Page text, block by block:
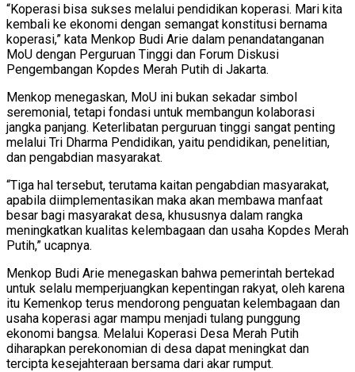
“Koperasi bisa sukses melalui pendidikan koperasi. Mari kita
kembali ke ekonomi dengan semangat konstitusi bernama
koperasi,” kata Menkop Budi Arie dalam penandatanganan
MoU dengan Perguruan Tinggi dan Forum Diskusi
Pengembangan Kopdes Merah Putih di Jakarta.
Menkop menegaskan, MoU ini bukan sekadar simbol
seremonial, tetapi fondasi untuk membangun kolaborasi
jangka panjang. Keterlibatan perguruan tinggi sangat penting
melalui Tri Dharma Pendidikan, yaitu pendidikan, penelitian,
dan pengabdian masyarakat.
“Tiga hal tersebut, terutama kaitan pengabdian masyarakat,
apabila diimplementasikan maka akan membawa manfaat
besar bagi masyarakat desa, khususnya dalam rangka
meningkatkan kualitas kelembagaan dan usaha Kopdes Merah
Putih,” ucapnya.
Menkop Budi Arie menegaskan bahwa pemerintah bertekad
untuk selalu memperjuangkan kepentingan rakyat, oleh karena
itu Kemenkop terus mendorong penguatan kelembagaan dan
usaha koperasi agar mampu menjadi tulang punggung
ekonomi bangsa. Melalui Koperasi Desa Merah Putih
diharapkan perekonomian di desa dapat meningkat dan
tercipta kesejahteraan bersama dari akar rumput.